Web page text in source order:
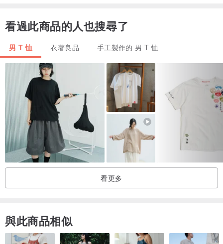
ViewFinder = 相機的觀景窗
透過觀景窗，視野變得更專注，能看見真正被值得注意的好事物。
相信著，如果有件事可以讓你持續不斷，那件事一定很有意義；不論
是藝術創作、獨立音樂、人文環境、社會議題，我們該關注關懷的，
其實還有很多很多，擁抱這些概念、想法及衝突，讓素未謀面的人有
了交集。
我們想成為一個開始，從一張圖和一件T恤，看見一個故事、一種觀
的不同。
看過此商品的人也搜尋了
男 T 恤 衣著良品 手工製作的 男 T 恤
看更多
與此商品相似